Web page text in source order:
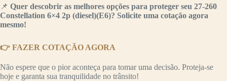
📌 Quer descobrir as melhores opções para proteger seu 27-260
Constellation 6×4 2p (diesel)(E6)? Solicite uma cotação agora
mesmo!
👉 FAZER COTAÇÃO AGORA
Não espere que o pior aconteça para tomar uma decisão. Proteja-se
hoje e garanta sua tranquilidade no trânsito!